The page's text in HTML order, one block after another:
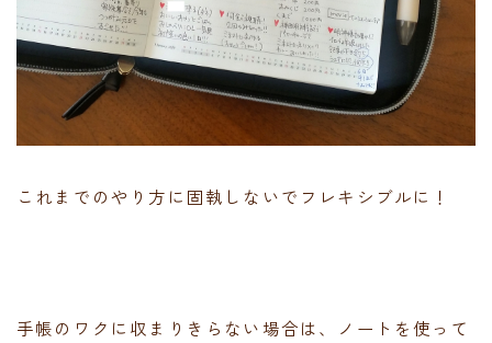
これまでのやり方に固執しないでフレキシブルに！
手帳のワクに収まりきらない場合は、ノートを使って